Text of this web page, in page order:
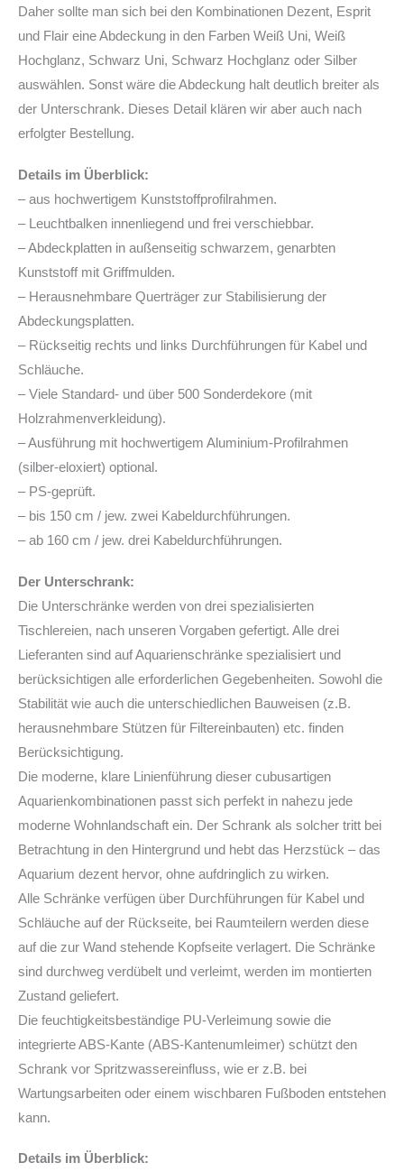
Daher sollte man sich bei den Kombinationen Dezent, Esprit
und Flair eine Abdeckung in den Farben Weiß Uni, Weiß
Hochglanz, Schwarz Uni, Schwarz Hochglanz oder Silber
auswählen. Sonst wäre die Abdeckung halt deutlich breiter als
der Unterschrank. Dieses Detail klären wir aber auch nach
erfolgter Bestellung.
Details im Überblick:
– aus hochwertigem Kunststoffprofilrahmen.
– Leuchtbalken innenliegend und frei verschiebbar.
– Abdeckplatten in außenseitig schwarzem, genarbten
Kunststoff mit Griffmulden.
– Herausnehmbare Querträger zur Stabilisierung der
Abdeckungsplatten.
– Rückseitig rechts und links Durchführungen für Kabel und
Schläuche.
– Viele Standard- und über 500 Sonderdekore (mit
Holzrahmenverkleidung).
– Ausführung mit hochwertigem Aluminium-Profilrahmen
(silber-eloxiert) optional.
– PS-geprüft.
– bis 150 cm / jew. zwei Kabeldurchführungen.
– ab 160 cm / jew. drei Kabeldurchführungen.
Der Unterschrank:
Die Unterschränke werden von drei spezialisierten
Tischlereien, nach unseren Vorgaben gefertigt. Alle drei
Lieferanten sind auf Aquarienschränke spezialisiert und
berücksichtigen alle erforderlichen Gegebenheiten. Sowohl die
Stabilität wie auch die unterschiedlichen Bauweisen (z.B.
herausnehmbare Stützen für Filtereinbauten) etc. finden
Berücksichtigung.
Die moderne, klare Linienführung dieser cubusartigen
Aquarienkombinationen passt sich perfekt in nahezu jede
moderne Wohnlandschaft ein. Der Schrank als solcher tritt bei
Betrachtung in den Hintergrund und hebt das Herzstück – das
Aquarium dezent hervor, ohne aufdringlich zu wirken.
Alle Schränke verfügen über Durchführungen für Kabel und
Schläuche auf der Rückseite, bei Raumteilern werden diese
auf die zur Wand stehende Kopfseite verlagert. Die Schränke
sind durchweg verdübelt und verleimt, werden im montierten
Zustand geliefert.
Die feuchtigkeitsbeständige PU-Verleimung sowie die
integrierte ABS-Kante (ABS-Kantenumleimer) schützt den
Schrank vor Spritzwassereinfluss, wie er z.B. bei
Wartungsarbeiten oder einem wischbaren Fußboden entstehen
kann.
Details im Überblick: